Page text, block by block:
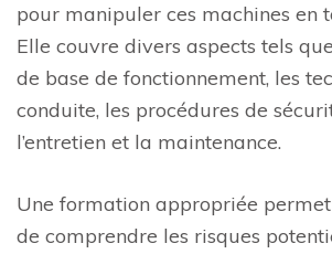
pour manipuler ces machines en
Elle couvre divers aspects tels
de base de fonctionnement, les
conduite, les procédures de
l’entretien et la maintenance.
Une formation appropriée
de comprendre les risques